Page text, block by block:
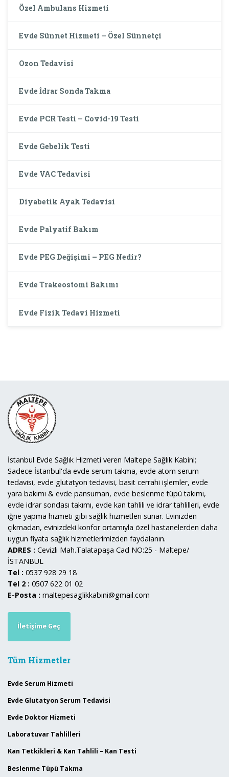
Özel Ambulans Hizmeti
Evde Sünnet Hizmeti – Özel Sünnetçi
Ozon Tedavisi
Evde İdrar Sonda Takma
Evde PCR Testi – Covid-19 Testi
Evde Gebelik Testi
Evde VAC Tedavisi
Diyabetik Ayak Tedavisi
Evde Palyatif Bakım
Evde PEG Değişimi – PEG Nedir?
Evde Trakeostomi Bakımı
Evde Fizik Tedavi Hizmeti
İstanbul Evde Sağlık Hizmeti veren Maltepe Sağlık Kabini;
Sadece İstanbul'da evde serum takma, evde atom serum
tedavisi, evde glutatyon tedavisi, basit cerrahi işlemler, evde
yara bakımı & evde pansuman, evde beslenme tüpü takımı,
evde idrar sondası takımı, evde kan tahlili ve idrar tahlilleri, evde
iğne yapma hizmeti gibi sağlık hizmetleri sunar. Evinizden
çıkmadan, evinizdeki konfor ortamıyla özel hastanelerden daha
uygun fiyata sağlık hizmetlerimizden faydalanın.
ADRES : Cevizli Mah.Talatapaşa Cad NO:25 - Maltepe/
İSTANBUL
Tel : 0537 928 29 18
Tel 2 : 0507 622 01 02
E-Posta : maltepesaglikkabini@gmail.com
İletişime Geç
Tüm Hizmetler
Evde Serum Hizmeti
Evde Glutatyon Serum Tedavisi
Evde Doktor Hizmeti
Laboratuvar Tahlilleri
Kan Tetkikleri & Kan Tahlili – Kan Testi
Beslenme Tüpü Takma